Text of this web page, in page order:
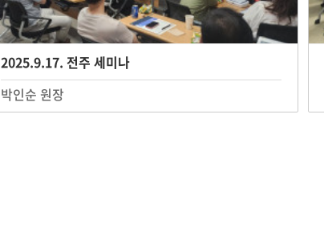
2025.9.17. 전주 세미나
박인순 원장